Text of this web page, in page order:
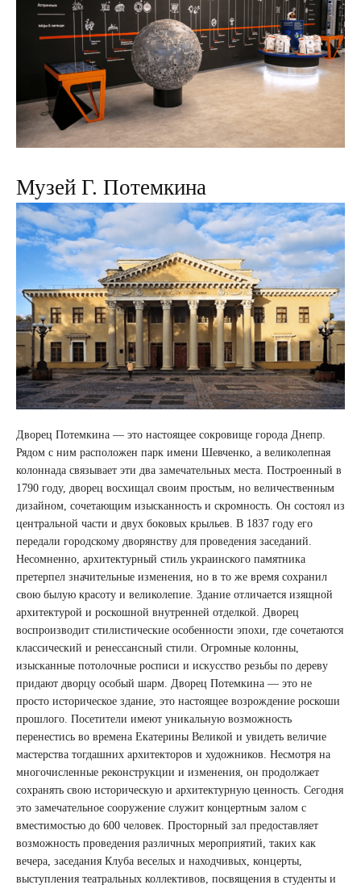
Музей Г. Потемкина
Дворец Потемкина — это настоящее сокровище города Днепр.
Рядом с ним расположен парк имени Шевченко, а великолепная
колоннада связывает эти два замечательных места. Построенный в
1790 году, дворец восхищал своим простым, но величественным
дизайном, сочетающим изысканность и скромность. Он состоял из
центральной части и двух боковых крыльев. В 1837 году его
передали городскому дворянству для проведения заседаний.
Несомненно, архитектурный стиль украинского памятника
претерпел значительные изменения, но в то же время сохранил
свою былую красоту и великолепие. Здание отличается изящной
архитектурой и роскошной внутренней отделкой. Дворец
воспроизводит стилистические особенности эпохи, где сочетаются
классический и ренессансный стили. Огромные колонны,
изысканные потолочные росписи и искусство резьбы по дереву
придают дворцу особый шарм. Дворец Потемкина — это не
просто историческое здание, это настоящее возрождение роскоши
прошлого. Посетители имеют уникальную возможность
перенестись во времена Екатерины Великой и увидеть величие
мастерства тогдашних архитекторов и художников. Несмотря на
многочисленные реконструкции и изменения, он продолжает
сохранять свою историческую и архитектурную ценность. Сегодня
это замечательное сооружение служит концертным залом с
вместимостью до 600 человек. Просторный зал предоставляет
возможность проведения различных мероприятий, таких как
вечера, заседания Клуба веселых и находчивых, концерты,
выступления театральных коллективов, посвящения в студенты и